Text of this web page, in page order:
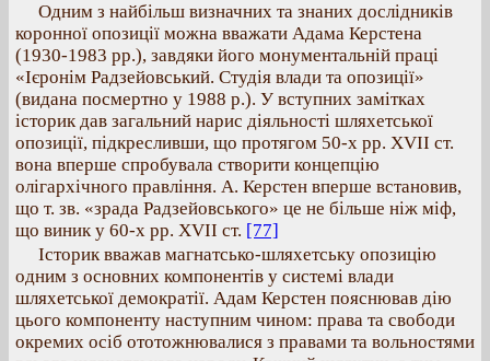
Одним з найбільш визначних та знаних дослідників
коронної опозиції можна вважати Адама Керстена
(1930-1983 рр.), завдяки його монументальній праці
«Ієронім Радзейовський. Студія влади та опозиції»
(видана посмертно у 1988 р.). У вступних замітках
історик дав загальний нарис діяльності шляхетської
опозиції, підкресливши, що протягом 50-х рр. XVII ст.
вона вперше спробувала створити концепцію
олігархічного правління. А. Керстен вперше встановив,
що т. зв. «зрада Радзейовського» це не більше ніж міф,
що виник у 60-х рр. XVII ст. [77]
Історик вважав магнатсько-шляхетську опозицію
одним з основних компонентів у системі влади
шляхетської демократії. Адам Керстен пояснював дію
цього компоненту наступним чином: права та свободи
окремих осіб ототожнювалися з правами та вольностями